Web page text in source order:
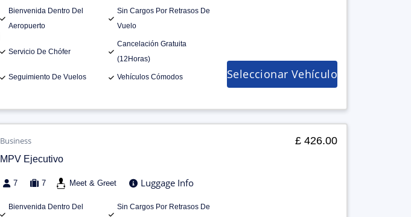
Bienvenida Dentro Del
Aeropuerto
Sin Cargos Por Retrasos De
Vuelo
Servicio De Chófer
Cancelación Gratuita
(12Horas)
Seguimiento De Vuelos Vehículos Cómodos Seleccionar Vehículo
Business
MPV Ejecutivo
7 7 Meet & Greet Luggage Info
Bienvenida Dentro Del
Sin Cargos Por Retrasos De
£ 426.00